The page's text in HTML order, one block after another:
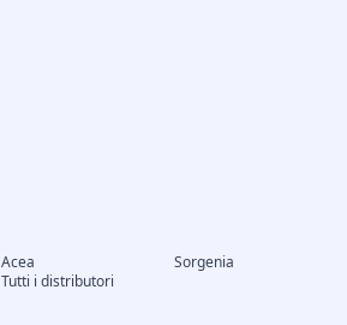
Acea
Sorgenia
Tutti i distributori